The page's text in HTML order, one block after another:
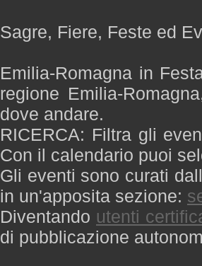
Sagre, Fiere, Feste ed
Emilia-Romagna in
regione Emilia-
dove andare.
RICERCA: Filtra gli
Con il calendario puoi
Gli eventi sono curati
in un'apposita sezione:
Diventando utenti
di pubblicazione